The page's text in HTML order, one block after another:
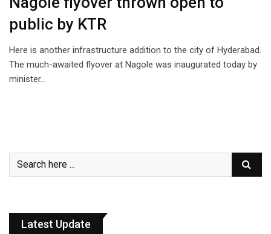
public by KTR
Here is another infrastructure addition to the city of Hyderabad.
The much-awaited flyover at Nagole was inaugurated today by
minister…
Latest Update